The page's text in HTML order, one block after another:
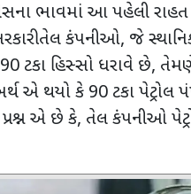
ભાવમાં આ પહેલી રાહત
તેલ કંપનીઓ, જે
90 ટકા હિસ્સો ધરાવે છે,
એ થયો કે 90 ટકા
એ છે કે, તેલ કંપનીઓ